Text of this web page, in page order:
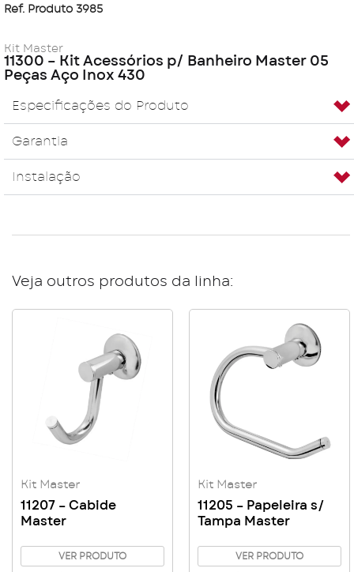
Ref. Produto 3985
Kit Master
11300 – Kit Acessórios p/ Banheiro Master 05
Peças Aço Inox 430
Especificações do Produto
Garantia
Instalação
Veja outros produtos da linha:
Kit Master
11207 – Cabide
Master
VER PRODUTO
Kit Master
11205 – Papeleira s/
Tampa Master
VER PRODUTO